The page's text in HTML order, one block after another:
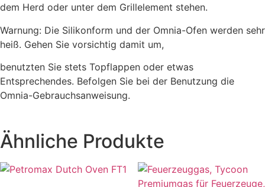
dem Herd oder unter dem Grillelement stehen.
Warnung: Die Silikonform und der Omnia-Ofen werden sehr
heiß. Gehen Sie vorsichtig damit um,
benutzten Sie stets Topflappen oder etwas
Entsprechendes. Befolgen Sie bei der Benutzung die
Omnia-Gebrauchsanweisung.
Ähnliche Produkte